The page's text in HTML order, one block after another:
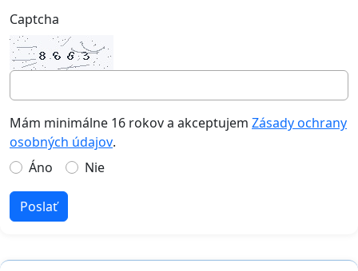
Captcha
Mám minimálne 16 rokov a akceptujem Zásady ochrany
osobných údajov.
Áno
Nie
Poslať